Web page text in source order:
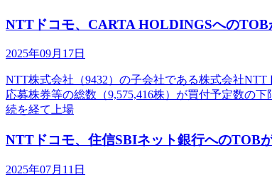
NTTドコモ、CARTA HOLDINGSへのTOB
2025年09月17日
NTT株式会社（9432）の子会社である株式会社
応募株券等の総数（9,575,416株）が買付予定数の
続を経て上場
NTTドコモ、住信SBIネット銀行へのTOB
2025年07月11日